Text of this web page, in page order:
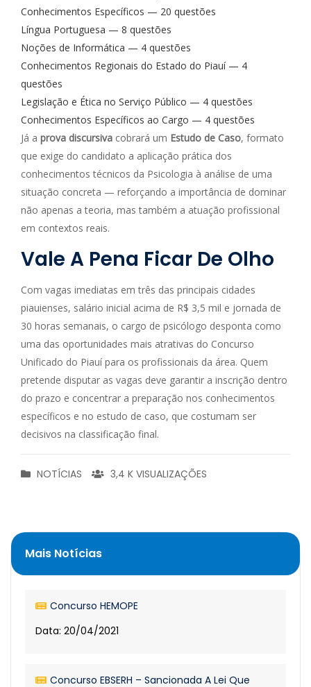
Conhecimentos Específicos — 20 questões
Língua Portuguesa — 8 questões
Noções de Informática — 4 questões
Conhecimentos Regionais do Estado do Piauí — 4
questões
Legislação e Ética no Serviço Público — 4 questões
Conhecimentos Específicos ao Cargo — 4 questões
Já a prova discursiva cobrará um Estudo de Caso, formato
que exige do candidato a aplicação prática dos
conhecimentos técnicos da Psicologia à análise de uma
situação concreta — reforçando a importância de dominar
não apenas a teoria, mas também a atuação profissional
em contextos reais.
Vale A Pena Ficar De Olho
Com vagas imediatas em três das principais cidades
piauienses, salário inicial acima de R$ 3,5 mil e jornada de
30 horas semanais, o cargo de psicólogo desponta como
uma das oportunidades mais atrativas do Concurso
Unificado do Piauí para os profissionais da área. Quem
pretende disputar as vagas deve garantir a inscrição dentro
do prazo e concentrar a preparação nos conhecimentos
específicos e no estudo de caso, que costumam ser
decisivos na classificação final.
NOTÍCIAS 3,4 K VISUALIZAÇÕES
Mais Notícias
Concurso HEMOPE
Data: 20/04/2021
Concurso EBSERH – Sancionada A Lei Que